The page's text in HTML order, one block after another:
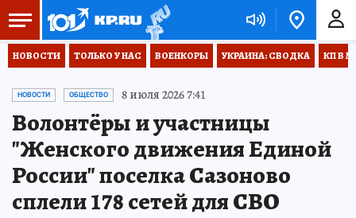
НОВОСТИ ТОЛЬКО У НАС ВОЕНКОРЫ УКРАИНА: СВОДКА КП В
НОВОСТИ ОБЩЕСТВО 8 июля 2026 7:41
Волонтёры и участницы
"Женского движения Единой
России" поселка Сазоново
сплели 178 сетей для СВО